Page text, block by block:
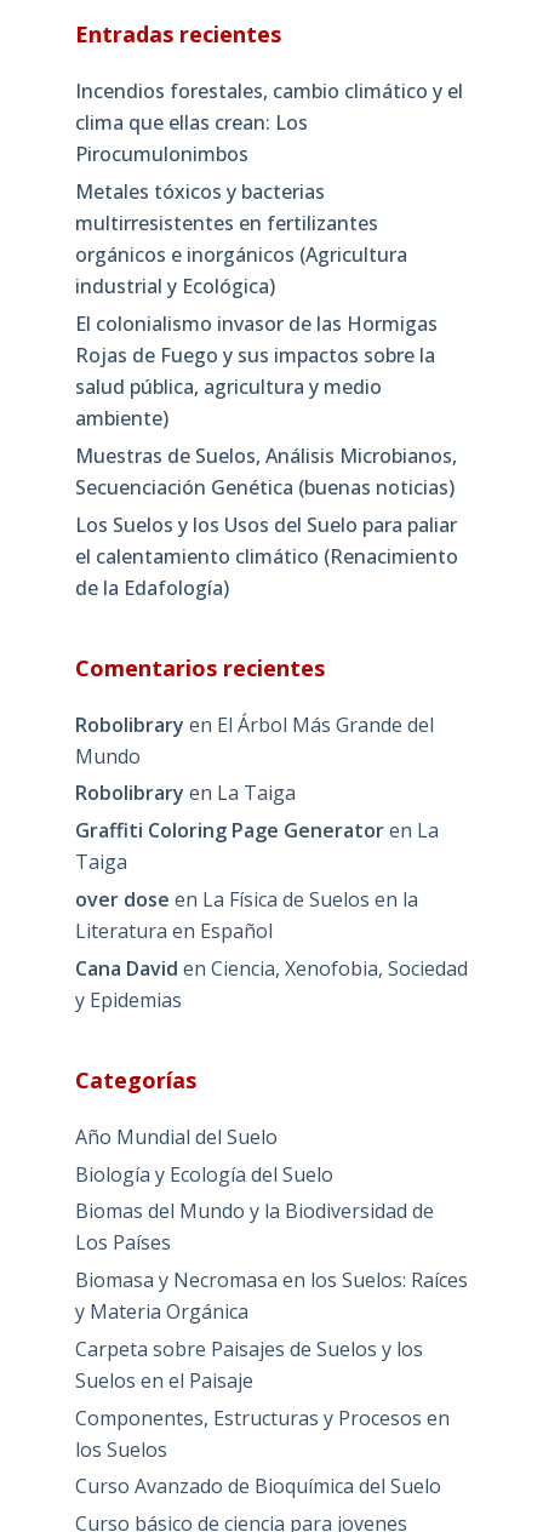
Entradas recientes
Incendios forestales, cambio climático y el
clima que ellas crean: Los
Pirocumulonimbos
Metales tóxicos y bacterias
multirresistentes en fertilizantes
orgánicos e inorgánicos (Agricultura
industrial y Ecológica)
El colonialismo invasor de las Hormigas
Rojas de Fuego y sus impactos sobre la
salud pública, agricultura y medio
ambiente)
Muestras de Suelos, Análisis Microbianos,
Secuenciación Genética (buenas noticias)
Los Suelos y los Usos del Suelo para paliar
el calentamiento climático (Renacimiento
de la Edafología)
Comentarios recientes
Robolibrary en El Árbol Más Grande del
Mundo
Robolibrary en La Taiga
Graffiti Coloring Page Generatoren La
Taiga
over dose en La Física de Suelos en la
Literatura en Español
Cana David en Ciencia, Xenofobia, Sociedad
y Epidemias
Categorías
Año Mundial del Suelo
Biología y Ecología del Suelo
Biomas del Mundo y la Biodiversidad de
Los Países
Biomasa y Necromasa en los Suelos: Raíces
y Materia Orgánica
Carpeta sobre Paisajes de Suelos y los
Suelos en el Paisaje
Componentes, Estructuras y Procesos en
los Suelos
Curso Avanzado de Bioquímica del Suelo
Curso básico de ciencia para jovenes